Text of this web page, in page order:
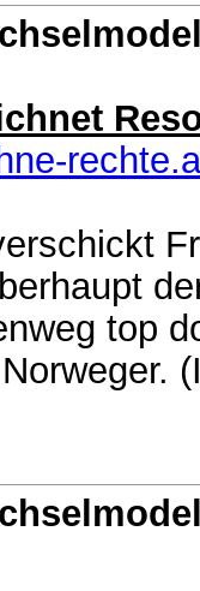
top